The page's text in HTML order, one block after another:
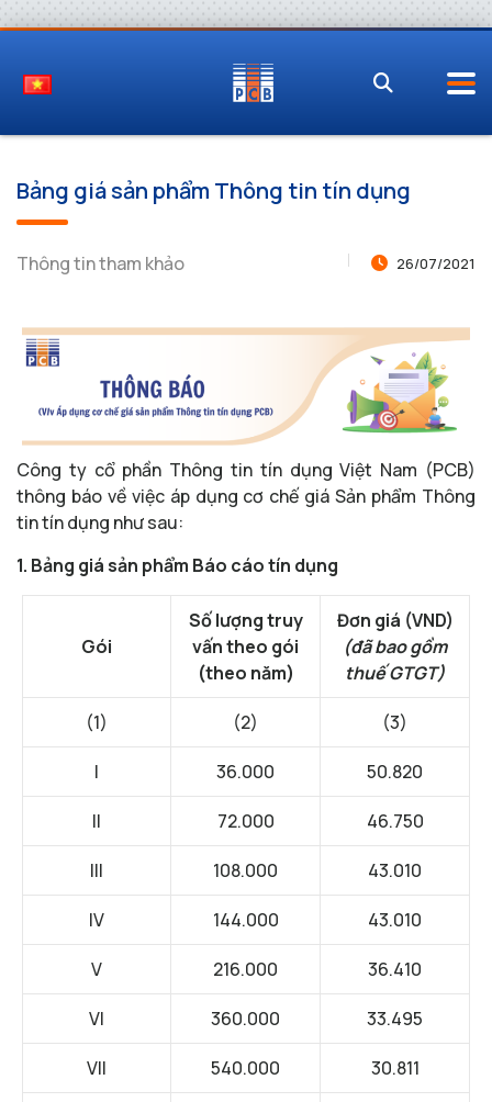
Bảng giá sản phẩm Thông tin tín dụng
Thông tin tham khảo 26/07/2021
Công ty cổ phần Thông tin tín dụng Việt Nam (PCB)
thông báo về việc áp dụng cơ chế giá Sản phẩm Thông
tin tín dụng như sau:
1. Bảng giá sản phẩm Báo cáo tín dụng
Gói
Số lượng truy
vấn theo gói
(theo năm)
Đơn giá (VND)
(đã bao gồm
thuế GTGT)
(1) (2) (3)
I 36.000 50.820
II 72.000 46.750
III 108.000 43.010
IV 144.000 43.010
V 216.000 36.410
VI 360.000 33.495
VII 540.000 30.811